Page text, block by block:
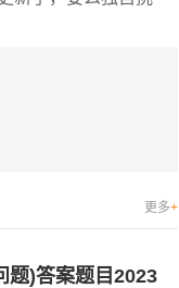
更多+
题)答案题目2023